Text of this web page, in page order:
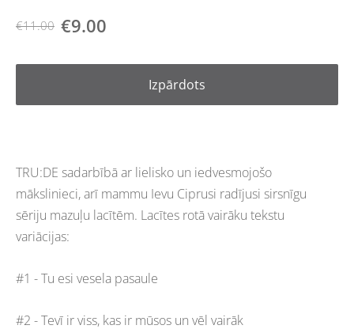
€11.00 €9.00
Izpārdots
TRU:DE sadarbībā ar lielisko un iedvesmojošo
mākslinieci, arī mammu Ievu Ciprusi radījusi sirsnīgu
sēriju mazuļu lacītēm. Lacītes rotā vairāku tekstu
variācijas:
#1 - Tu esi vesela pasaule
#2 - Tevī ir viss, kas ir mūsos un vēl vairāk